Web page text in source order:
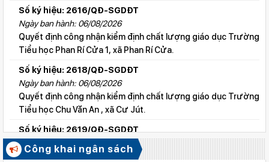
Số ký hiệu: 2616/QĐ-SGDĐT
Ngày ban hành: 06/08/2026
Quyết định công nhận kiểm định chất lượng giáo dục Trường
Tiểu học Phan Rí Cửa 1, xã Phan Rí Cửa.
Số ký hiệu: 2618/QĐ-SGDĐT
Ngày ban hành: 06/08/2026
Quyết định công nhận kiểm định chất lượng giáo dục Trường
Tiểu học Chu Văn An , xã Cư Jút.
Số ký hiệu: 2619/QĐ-SGDĐT
Ngày ban hành: 06/08/2026
Quyết định công nhận kiểm định chất lượng giáo dục Trường
Công khai ngân sách